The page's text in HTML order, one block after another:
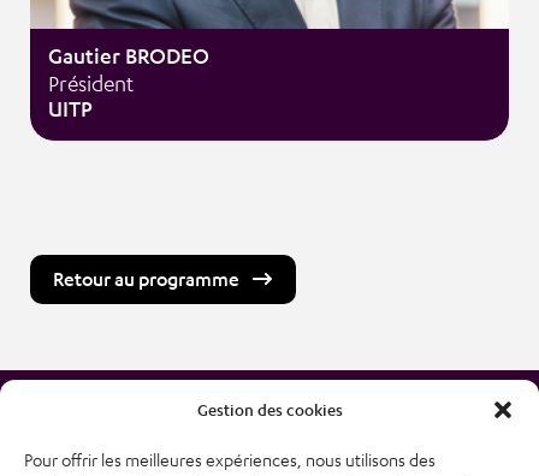
Gestion des cookies
Pour offrir les meilleures expériences, nous utilisons des
Gautier BRODEO
Président
UITP
Retour au programme